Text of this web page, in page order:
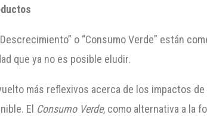
o “Consumo Verde” están
que ya no es posible eludir.
más reflexivos acerca de los impactos
El Consumo Verde, como alternativa a la